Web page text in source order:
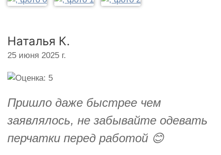
Наталья К.
25 июня 2025 г.
Пришло даже быстрее чем
заявлялось, не забывайте одевать
перчатки перед работой 😊